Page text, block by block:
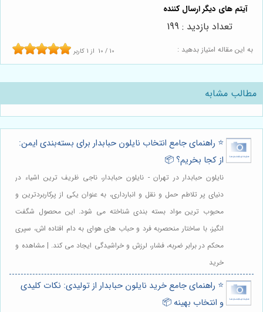
به این مقاله امتیاز بدهید : 10 / 10 از 1 کاربر
تعداد بازدید : 199
مطالب مشابه
⭐️ راهنمای جامع انتخاب نایلون حبابدار برای بسته‌بندی ایمن:
از کجا بخریم؟ 📦
نایلون حبابدار در تهران - نایلون حبابدار، ناجی ظریف ترین اشیاء در
دنیای پر تلاطم حمل و نقل و انبارداری، به عنوان یکی از پرکاربردترین و
محبوب ترین مواد بسته بندی شناخته می شود. این محصول شگفت
انگیز، با ساختار منحصربه فرد و حباب های هوای به دام افتاده اش، سپری
محکم در برابر ضربه، فشار، لرزش و خراشیدگی ایجاد می کند. | مشاهده و
خرید
⭐️ راهنمای جامع خرید نایلون حبابدار از تولیدی: نکات کلیدی
و انتخاب بهینه 📦